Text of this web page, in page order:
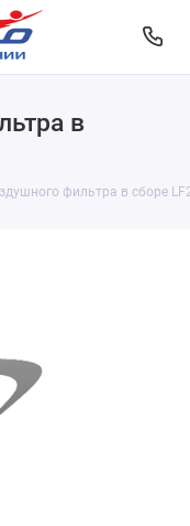
в
фильтра в сборе